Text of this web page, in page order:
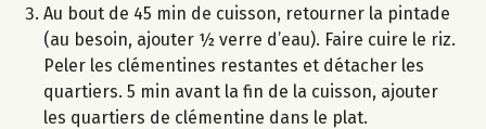
Au bout de 45 min de cuisson, retourner la pintade
(au besoin, ajouter ½ verre d’eau). Faire cuire le riz.
Peler les clémentines restantes et détacher les
quartiers. 5 min avant la fin de la cuisson, ajouter
les quartiers de clémentine dans le plat.